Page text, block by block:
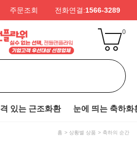
주문조회 전화연결:1566-3289
0
있는 근조화환 눈에 띄는 축하화
홈 상황별 상품 축하의 순간